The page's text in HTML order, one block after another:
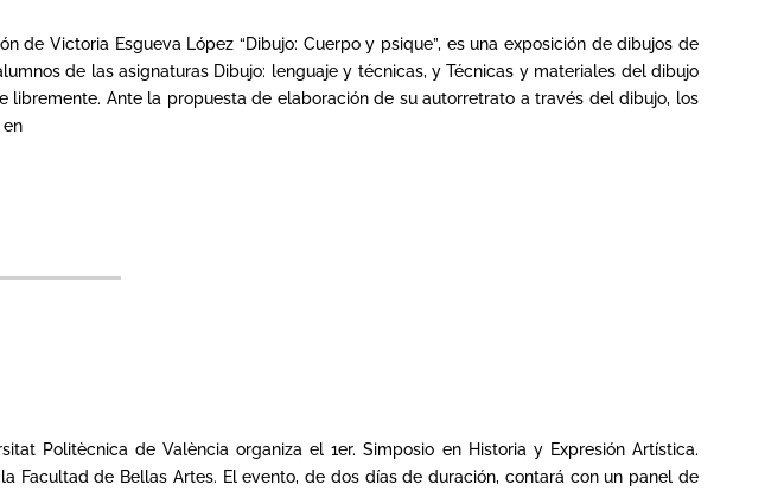
de Victoria Esgueva López “Dibujo: Cuerpo y psique”, es una exposición de dibujos de
de las asignaturas Dibujo: lenguaje y técnicas, y Técnicas y materiales del dibujo
Ante la propuesta de elaboración de su autorretrato a través del dibujo, los
Politècnica de València organiza el 1er. Simposio en Historia y Expresión Artística.
Facultad de Bellas Artes. El evento, de dos días de duración, contará con un panel de